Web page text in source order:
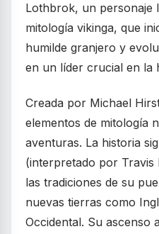
Lothbrok, un personaje
mitología vikinga, que
humilde granjero y
en un líder crucial en la
Creada por Michael
elementos de mitología
aventuras. La historia
(interpretado por Travis
las tradiciones de su
nuevas tierras como
Occidental. Su ascenso